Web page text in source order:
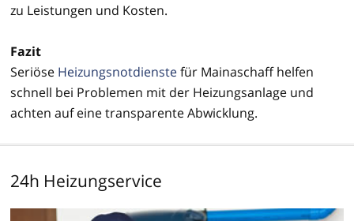
zu Leistungen und Kosten.
Fazit
Seriöse Heizungsnotdienstefür Mainaschaff helfen
schnell bei Problemen mit der Heizungsanlage und
achten auf eine transparente Abwicklung.
24h Heizungservice